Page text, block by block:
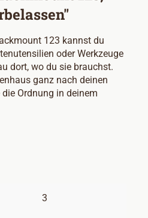
123 kannst du
oder Werkzeuge
dort, wo du sie brauchst.
ganz nach deinen
Ordnung in deinem
3